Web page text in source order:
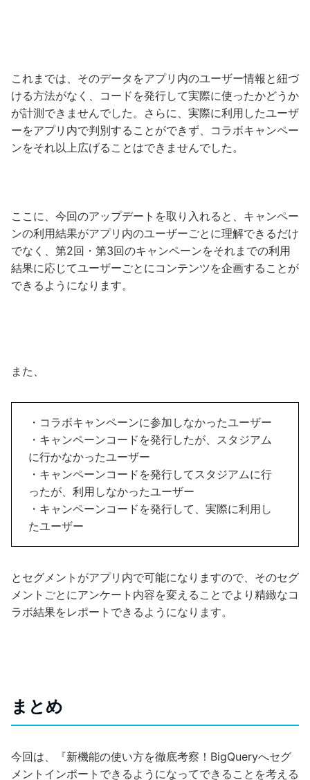
これまでは、そのデータをアプリ内のユーザー情報と紐づ
ける方法がなく、コードを発行して実際に使ったかどうか
が計測できませんでした。さらに、実際に利用したユーザ
ーをアプリ内で判別することができず、コラボキャンペー
ンをそれ以上広げることはできませんでした。
ここに、今回のアップデートを取り入れると、キャンペー
ンの利用結果がアプリ内のユーザーごとに理解できるだけ
でなく、第2回・第3回のキャンペーンをそれまでの利用
結果に応じてユーザーごとにコンテンツを企画することが
できるようになります。
また、
・コラボキャンペーンに参加しなかったユーザー
・キャンペーンコードを発行したが、スタジアム
に行かなかったユーザー
・キャンペーンコードを発行してスタジアムに行
ったが、利用しなかったユーザー
・キャンペーンコードを発行して、実際に利用し
たユーザー
とセグメントがアプリ内で可能になりますので、そのセグ
メントごとにアンケート内容を変えることでより精緻なコ
ラボ結果をレポートできるようになります。
まとめ
今回は、『新機能の使い方を徹底考察！BigQueryへセグ
メントインポートできるようになってできることを考える